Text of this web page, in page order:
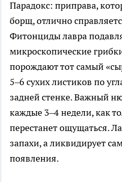
Парадокс: приправа,
борщ, отлично
Фитонциды лавра
микроскопические
порождают тот самый
5–6 сухих листиков по
задней стенке. Важный
каждые 3–4 недели, как
перестанет ощущаться.
запахи, а ликвидирует
появления.